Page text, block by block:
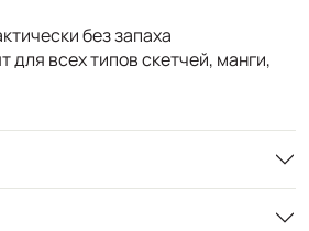
без запаха
для всех типов скетчей, манги,